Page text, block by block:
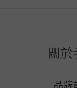
關
品牌